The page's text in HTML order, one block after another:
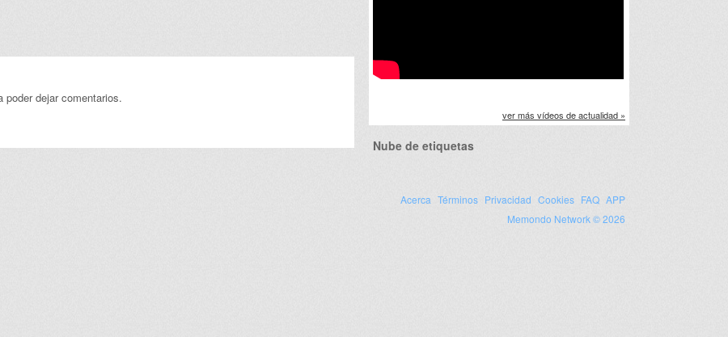
poder dejar comentarios.
ver más vídeos de actualidad »
Nube de etiquetas
Acerca Términos Privacidad Cookies FAQ APP
Memondo Network © 2026